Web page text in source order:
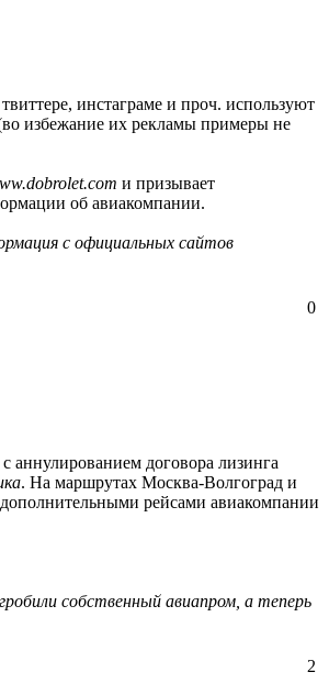
инстаграме и проч. используют
избежание их рекламы примеры не
и призывает
об авиакомпании.
с официальных сайтов
0
аннулированием договора лизинга
. На маршрутах Москва-Волгоград и
рейсами авиакомпании
собственный авиапром, а теперь
2